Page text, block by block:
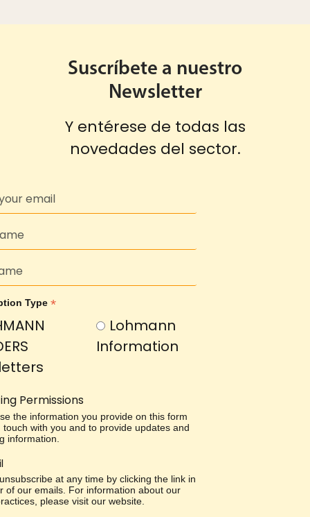
Suscríbete a nuestro
Newsletter
Y entérese de todas las
novedades del sector.
Type *
Lohmann
Information
Permissions
the information you provide on this form
touch with you and to provide updates and
information.
at any time by clicking the link in
of our emails. For information about our
please visit our website.